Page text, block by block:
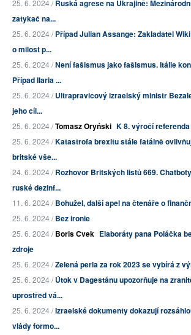
25. 6. 2024 /Ruská agrese na Ukrajině:
zatykač na...
25. 6. 2024 /Případ Julian Assange: Zakladatel
o milost p...
25. 6. 2024 /Není fašismus jako fašismus. Itálie
Případ Ilaria ...
25. 6. 2024 /Ultrapravicový izraelský ministr
jeho cíl...
25. 6. 2024 /Tomasz Oryński K 8. výročí
25. 6. 2024 /Katastrofa brexitu stále fatálně
britské vše...
24. 6. 2024 /Rozhovor Britských listů 669.
ruské dezinf...
11. 6. 2024 /Bohužel, další apel na čtenáře o
25. 6. 2024 /Bez ironie
25. 6. 2024 /Boris Cvek Elaboráty pana Poláčka
zdroje
25. 6. 2024 /Zelená perla za rok 2023 se vybírá z
25. 6. 2024 /Útok v Dagestánu upozorňuje na
uprostřed vá...
25. 6. 2024 /Izraelské dokumenty dokazují
vlády formo...